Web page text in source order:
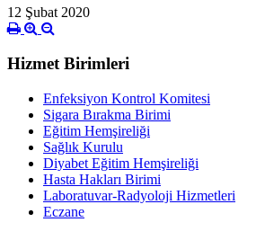
12 Şubat 2020
Hizmet Birimleri
Enfeksiyon Kontrol Komitesi
Sigara Bırakma Birimi
Eğitim Hemşireliği
Sağlık Kurulu
Diyabet Eğitim Hemşireliği
Hasta Hakları Birimi
Laboratuvar-Radyoloji Hizmetleri
Eczane